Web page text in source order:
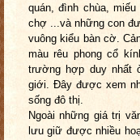
quán, đình chùa,
chợ ...và những con
vuông kiểu bàn cờ.
màu rêu phong cổ
trường hợp duy nhất
giới. Đây được xem
sống đô thị.
Ngoài những giá trị
lưu giữ được nhiều